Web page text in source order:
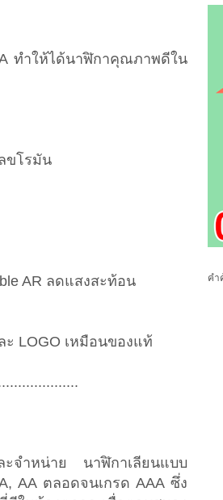
ทำให้ได้นาฬิกาคุณภาพดีใน
ขโรมัน
AR ลดแสงสะท้อน
LOGO เหมือนของแท้
จำหน่าย นาฬิกาเลียนแบบ
AA ตลอดจนเกรด AAA ซึ่ง
คำ